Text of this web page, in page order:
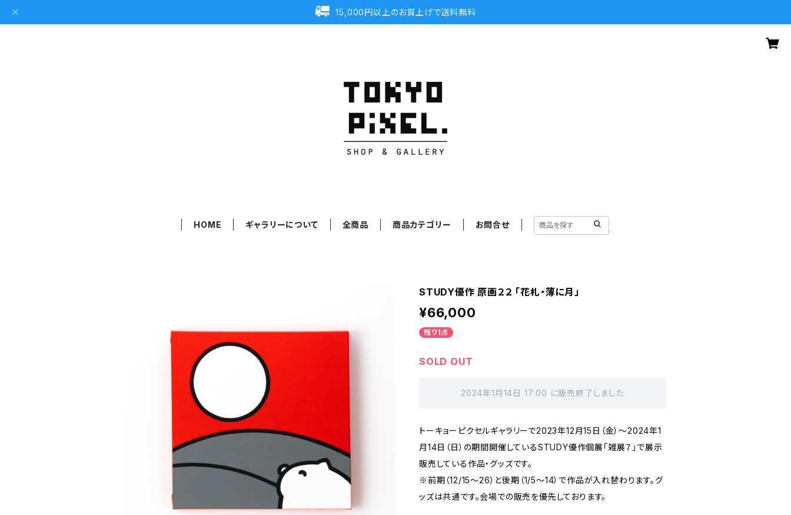
15,000円以上のお買上げで送料無料
HOME ギャラリーについて 全商品 商品カテゴリー お問合せ
STUDY優作 原画２２ 「花札・薄に月」
¥66,000
残り1点
SOLD OUT
2024年1月14日 17:00 に販売終了しました
トーキョーピクセルギャラリーで2023年12月15日（金）～2024年1
月14日（日）の期間開催しているSTUDY優作個展「雑展７」で展示
販売している作品・グッズです。
※前期（12/15～26）と後期（1/5～14）で作品が入れ替わります。グ
ッズは共通です。会場での販売を優先しております。